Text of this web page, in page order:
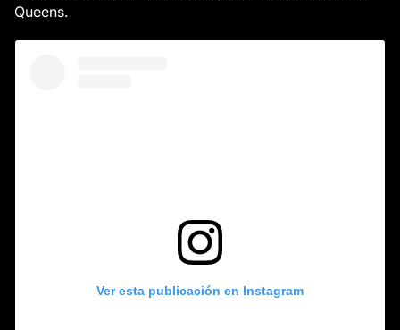
Queens.
Ver esta publicación en Instagram